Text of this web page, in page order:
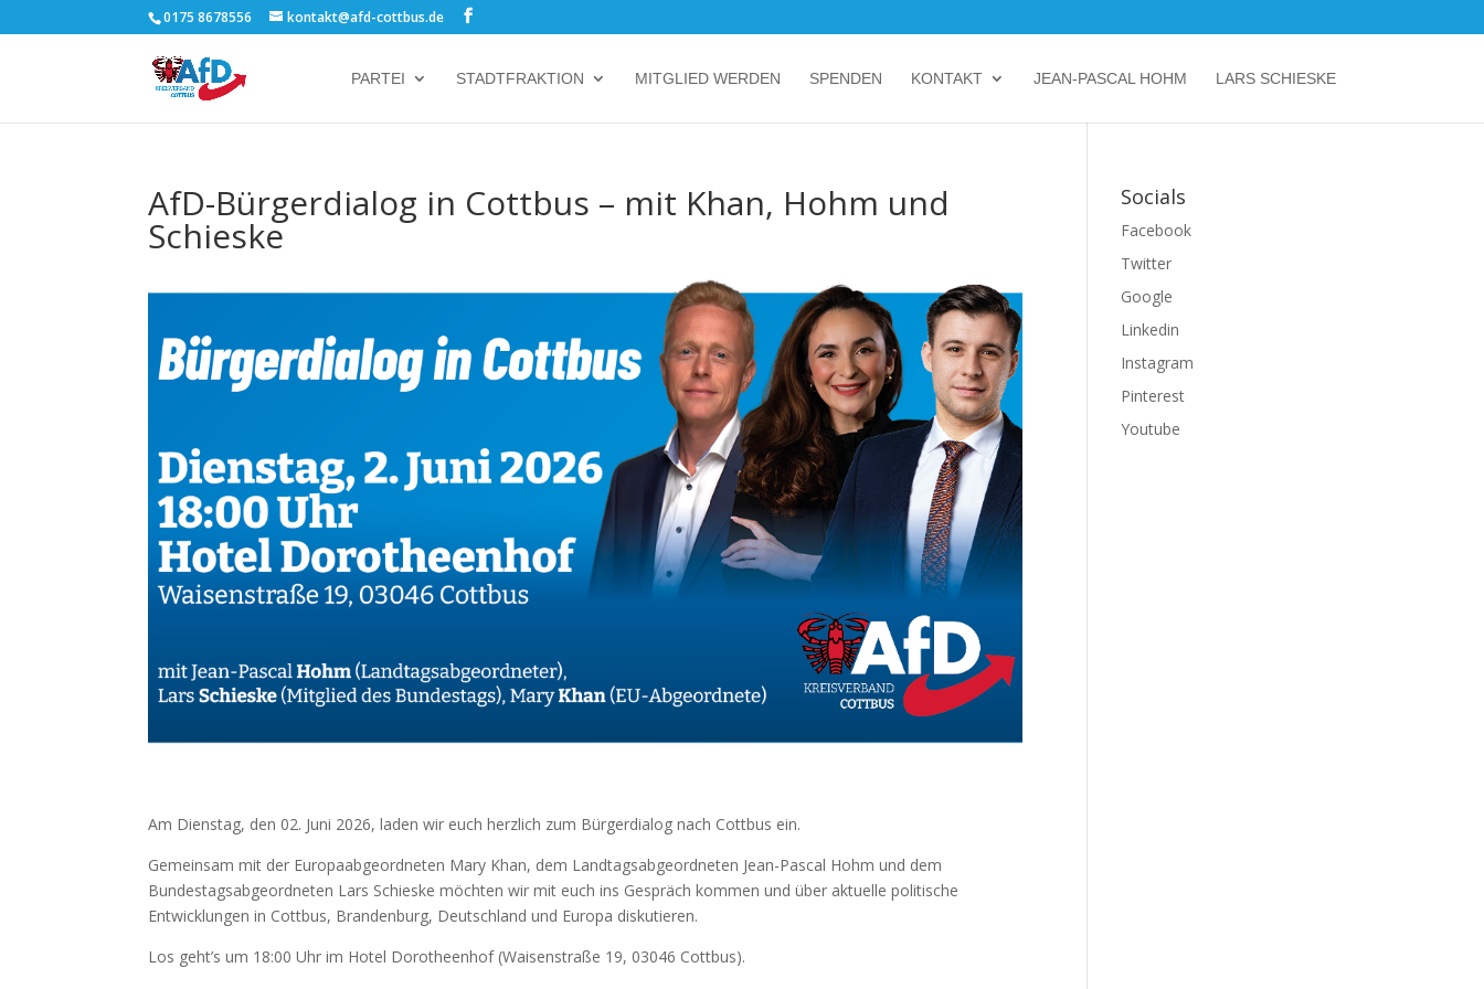
0175 8678556 kontakt@afd-cottbus.de
PARTEI STADTFRAKTION MITGLIED WERDEN SPENDEN KONTAKT JEAN-PASCAL HOHM LARS SCHIESKE
AfD-Bürgerdialog in Cottbus – mit Khan, Hohm und
Schieske
Am Dienstag, den 02. Juni 2026, laden wir euch herzlich zum Bürgerdialog nach Cottbus ein.
Gemeinsam mit der Europaabgeordneten Mary Khan, dem Landtagsabgeordneten Jean-Pascal Hohm und dem
Bundestagsabgeordneten Lars Schieske möchten wir mit euch ins Gespräch kommen und über aktuelle politische
Entwicklungen in Cottbus, Brandenburg, Deutschland und Europa diskutieren.
Los geht’s um 18:00 Uhr im Hotel Dorotheenhof (Waisenstraße 19, 03046 Cottbus).
Socials
Facebook
Twitter
Google
Linkedin
Instagram
Pinterest
Youtube